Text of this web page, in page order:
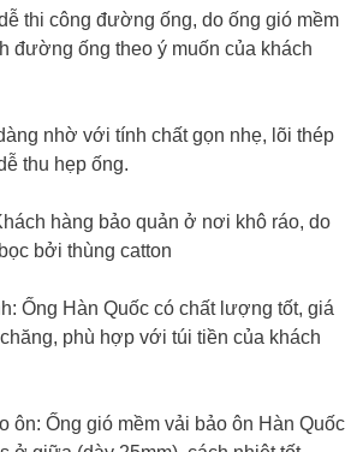
thi công đường ống, do ống gió mềm
đường ống theo ý muốn của khách
nhờ với tính chất gọn nhẹ, lõi thép
thu hẹp ống.
hàng bảo quản ở nơi khô ráo, do
bởi thùng catton
Ống Hàn Quốc có chất lượng tốt, giá
phù hợp với túi tiền của khách
ôn: Ống gió mềm vải bảo ôn Hàn Quốc